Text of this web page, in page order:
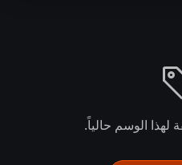
لهذا الوسم حالياً.